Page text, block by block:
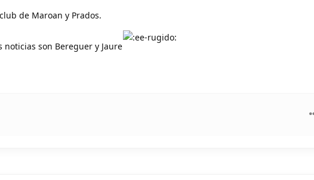
de Maroan y Prados.
noticias son Bereguer y Jaure